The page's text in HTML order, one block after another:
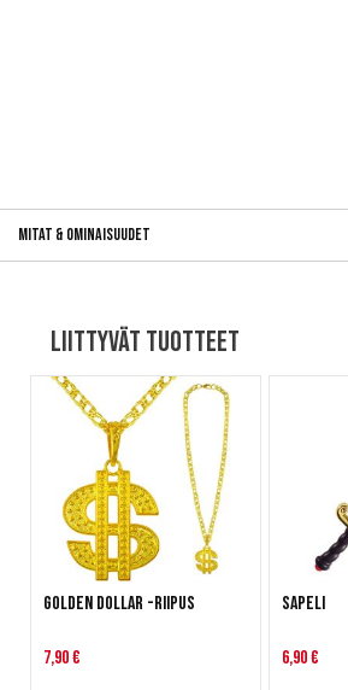
Mitat & ominaisuudet
Liittyvät tuotteet
Golden Dollar -riipus
7,90 €
Sapeli
6,90 €